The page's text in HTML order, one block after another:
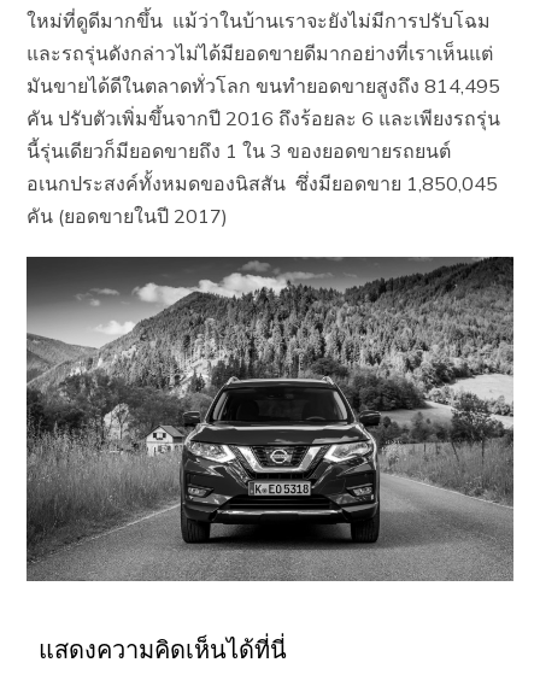
ใหม่ที่ดูดีมากขึ้น แม้ว่าในบ้านเราจะยังไม่มีการปรับโฉม
และรถรุ่นดังกล่าวไม่ได้มียอดขายดีมากอย่างที่เราเห็นแต่
มันขายได้ดีในตลาดทั่วโลก ขนทำยอดขายสูงถึง 814,495
คัน ปรับตัวเพิ่มขึ้นจากปี 2016 ถึงร้อยละ 6 และเพียงรถรุ่น
นี้รุ่นเดียวก็มียอดขายถึง 1 ใน 3 ของยอดขายรถยนต์
อเนกประสงค์ทั้งหมดของนิสสัน ซึ่งมียอดขาย 1,850,045
คัน (ยอดขายในปี 2017)
แสดงความคิดเห็นได้ที่นี่